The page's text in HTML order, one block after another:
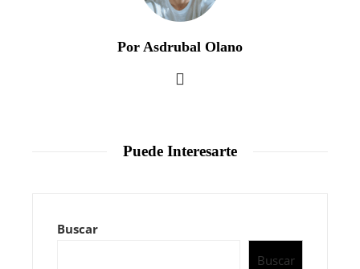
Por Asdrubal Olano
Puede Interesarte
Buscar
Buscar